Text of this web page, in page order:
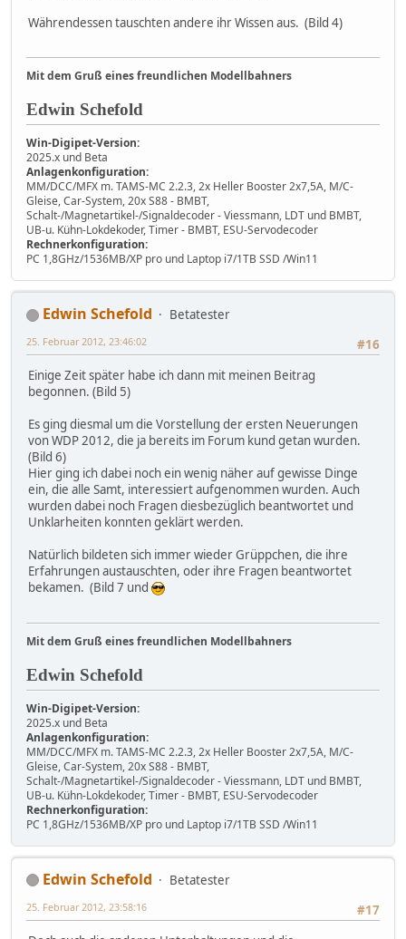
Währendessen tauschten andere ihr Wissen aus. (Bild 4)
Mit dem Gruß eines freundlichen Modellbahners
Edwin Schefold
Win-Digipet-Version:
2025.x und Beta
Anlagenkonfiguration:
MM/DCC/MFX m. TAMS-MC 2.2.3, 2x Heller Booster 2x7,5A, M/C-
Gleise, Car-System, 20x S88 - BMBT,
Schalt-/Magnetartikel-/Signaldecoder - Viessmann, LDT und BMBT,
UB-u. Kühn-Lokdekoder, Timer - BMBT, ESU-Servodecoder
Rechnerkonfiguration:
PC 1,8GHz/1536MB/XP pro und Laptop i7/1TB SSD /Win11
Edwin Schefold
Betatester
#16
25. Februar 2012, 23:46:02
Einige Zeit später habe ich dann mit meinen Beitrag
begonnen. (Bild 5)
Es ging diesmal um die Vorstellung der ersten Neuerungen
von WDP 2012, die ja bereits im Forum kund getan wurden.
(Bild 6)
Hier ging ich dabei noch ein wenig näher auf gewisse Dinge
ein, die alle Samt, interessiert aufgenommen wurden. Auch
wurden dabei noch Fragen diesbezüglich beantwortet und
Unklarheiten konnten geklärt werden.
Natürlich bildeten sich immer wieder Grüppchen, die ihre
Erfahrungen austauschten, oder ihre Fragen beantwortet
bekamen. (Bild 7 und
Mit dem Gruß eines freundlichen Modellbahners
Edwin Schefold
Win-Digipet-Version:
2025.x und Beta
Anlagenkonfiguration:
MM/DCC/MFX m. TAMS-MC 2.2.3, 2x Heller Booster 2x7,5A, M/C-
Gleise, Car-System, 20x S88 - BMBT,
Schalt-/Magnetartikel-/Signaldecoder - Viessmann, LDT und BMBT,
UB-u. Kühn-Lokdekoder, Timer - BMBT, ESU-Servodecoder
Rechnerkonfiguration:
PC 1,8GHz/1536MB/XP pro und Laptop i7/1TB SSD /Win11
Edwin Schefold
Betatester
#17
25. Februar 2012, 23:58:16